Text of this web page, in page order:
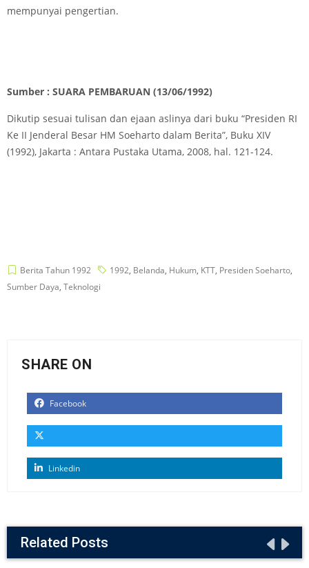
mempunyai pengertian.
Sumber : SUARA PEMBARUAN (13/06/1992)
Dikutip sesuai tulisan dan ejaan aslinya dari buku “Presiden RI
Ke II Jenderal Besar HM Soeharto dalam Berita”, Buku XIV
(1992), Jakarta : Antara Pustaka Utama, 2008, hal. 121-124.
Berita Tahun 1992 1992, Belanda, Hukum, KTT, Presiden Soeharto,
Sumber Daya, Teknologi
SHARE ON
Facebook
Linkedin
Related Posts